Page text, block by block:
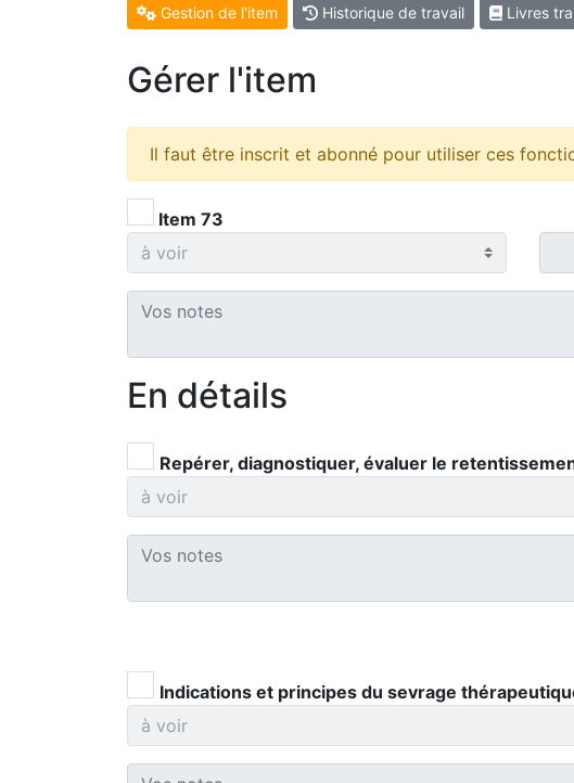
Gestion de l'item Historique de travail Livres
Gérer l'item
Il faut être inscrit et abonné pour utiliser ces
Item 73
En détails
Repérer, diagnostiquer, évaluer le
Indications et principes du sevrage